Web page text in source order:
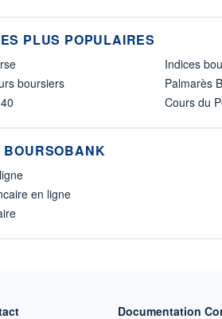
PLUS POPULAIRES
boursiers
Indices
Palmarès
Cours du
BOURSOBANK
en ligne
Documentation